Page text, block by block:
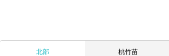
北部 桃竹苗